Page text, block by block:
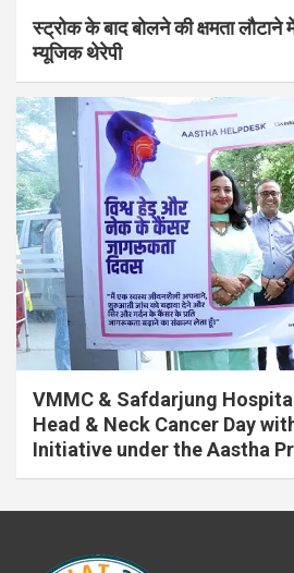
स्ट्रोक के बाद बोलने की क्षमता लौटाने
म्यूजिक थेरेपी
VMMC & Safdarjung
Head & Neck Cancer Day
Initiative under the Aastha